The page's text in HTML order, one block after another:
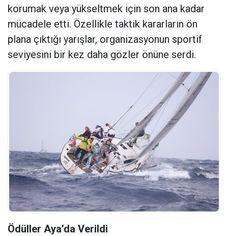
korumak veya yükseltmek için son ana kadar
mücadele etti. Özellikle taktik kararların ön
plana çıktığı yarışlar, organizasyonun sportif
seviyesini bir kez daha gözler önüne serdi.
Ödüller Aya’da Verildi